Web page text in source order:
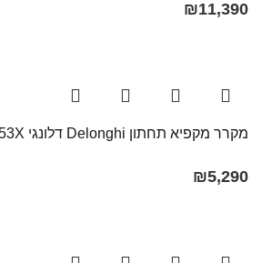
₪11,390
מקרר ‏מקפיא תחתון Delonghi דלונגי ‏DLR753X נירוסטה
₪5,290